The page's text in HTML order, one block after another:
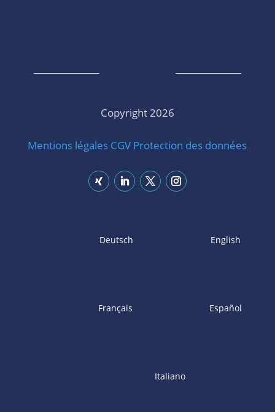
Copyright 2026
Mentions légales CGV Protection des données
Deutsch English
Français Español
Italiano